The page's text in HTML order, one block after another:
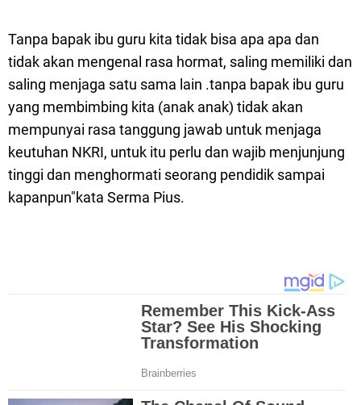
Tanpa bapak ibu guru kita tidak bisa apa apa dan
tidak akan mengenal rasa hormat, saling memiliki dan
saling menjaga satu sama lain .tanpa bapak ibu guru
yang membimbing kita (anak anak) tidak akan
mempunyai rasa tanggung jawab untuk menjaga
keutuhan NKRI, untuk itu perlu dan wajib menjunjung
tinggi dan menghormati seorang pendidik sampai
kapanpun"kata Serma Pius.